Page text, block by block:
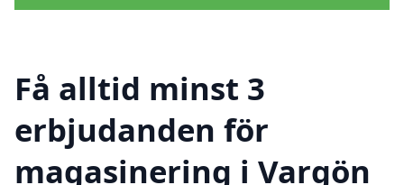
Få alltid minst 3
erbjudanden för
magasinering i Vargön